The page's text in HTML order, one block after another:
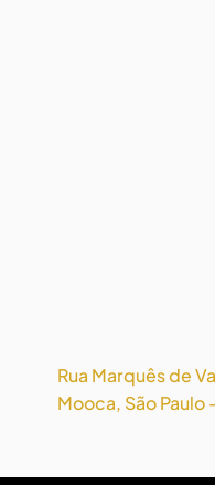
Rua Marquês de
Mooca, São